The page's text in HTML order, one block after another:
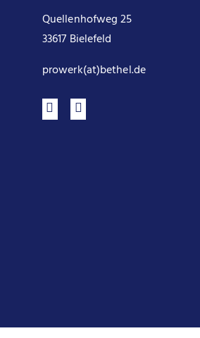
Quellenhofweg 25
33617 Bielefeld
prowerk(at)bethel.de